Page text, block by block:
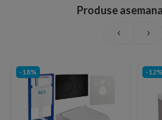
Produse
-18% -12%